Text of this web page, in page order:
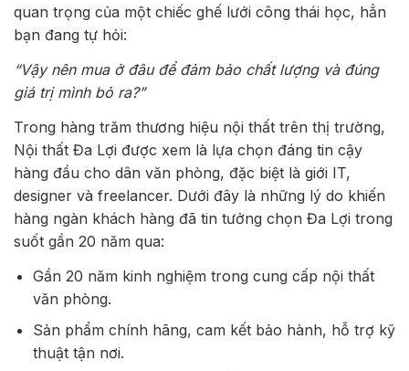
quan trọng của một chiếc ghế lưới công thái học, hẳn
bạn đang tự hỏi:
“Vậy nên mua ở đâu để đảm bảo chất lượng và đúng
giá trị mình bỏ ra?”
Trong hàng trăm thương hiệu nội thất trên thị trường,
Nội thất Đa Lợi được xem là lựa chọn đáng tin cậy
hàng đầu cho dân văn phòng, đặc biệt là giới IT,
designer và freelancer. Dưới đây là những lý do khiến
hàng ngàn khách hàng đã tin tưởng chọn Đa Lợi trong
suốt gần 20 năm qua:
Gần 20 năm kinh nghiệm trong cung cấp nội thất
văn phòng.
Sản phẩm chính hãng, cam kết bảo hành, hỗ trợ kỹ
thuật tận nơi.